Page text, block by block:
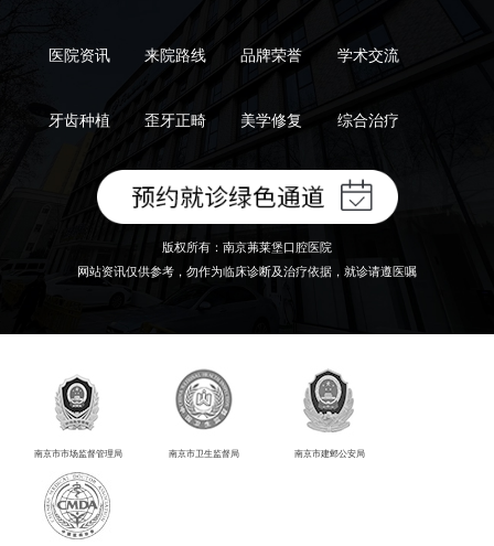
医院资讯 来院路线 品牌荣誉 学术交流
牙齿种植 歪牙正畸 美学修复 综合治疗
版权所有：南京茀莱堡口腔医院
网站资讯仅供参考，勿作为临床诊断及治疗依据，就诊请遵医嘱
南京市市场监督管理局 南京市卫生监督局 南京市建邺公安局